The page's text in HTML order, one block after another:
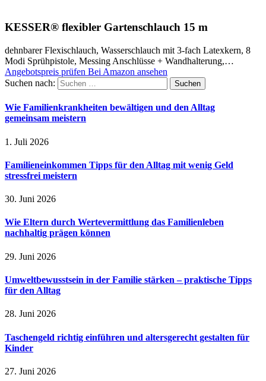
KESSER® flexibler Gartenschlauch 15 m
dehnbarer Flexischlauch, Wasserschlauch mit 3-fach Latexkern, 8
Modi Sprühpistole, Messing Anschlüsse + Wandhalterung,…
Angebotspreis prüfen Bei Amazon ansehen
Suchen nach:
Wie Familienkrankheiten bewältigen und den Alltag
gemeinsam meistern
1. Juli 2026
Familieneinkommen Tipps für den Alltag mit wenig Geld
stressfrei meistern
30. Juni 2026
Wie Eltern durch Wertevermittlung das Familienleben
nachhaltig prägen können
29. Juni 2026
Umweltbewusstsein in der Familie stärken – praktische Tipps
für den Alltag
28. Juni 2026
Taschengeld richtig einführen und altersgerecht gestalten für
Kinder
27. Juni 2026